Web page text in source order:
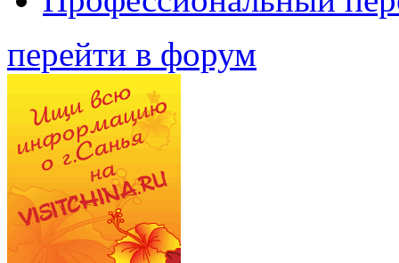
перейти в форум